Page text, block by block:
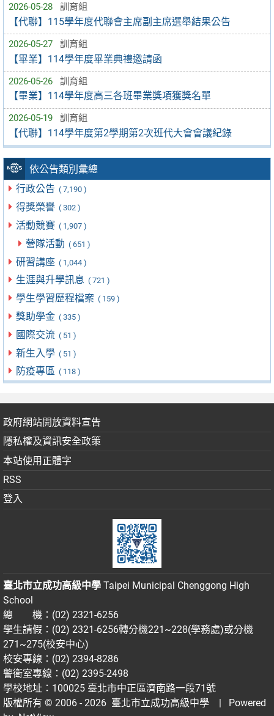
2026-05-28 訓育組
【代聯】115學年度代聯會主席副主席選舉結果公告
2026-05-27 訓育組
【畢業】114學年度畢業典禮邀請函
2026-05-26 訓育組
【畢業】114學年度高三各班畢業獎項獲獎名單
2026-05-19 訓育組
【代聯】114學年度第2學期第2次班代大會會議紀錄
依公告類別彙總
行政公告 ( 7,190 )
得獎榮譽 ( 302 )
活動競賽 ( 1,907 )
營隊活動 ( 651 )
研習講座 ( 1,044 )
生涯與升學訊息 ( 721 )
學生學習歷程檔案 ( 159 )
獎助學金 ( 335 )
國際交流 ( 51 )
新生入學 ( 51 )
防疫專區 ( 118 )
政府網站開放資料宣告
隱私權及資訊安全政策
本站使用正體字
RSS
登入
臺北市立成功高級中學 Taipei Municipal Chenggong High
School
總 機：(02) 2321-6256
學生請假：(02) 2321-6256轉分機221~228(學務處)或分機
271~275(校安中心)
校安專線：(02) 2394-8286
警衛室專線：(02) 2395-2498
學校地址：100025 臺北市中正區濟南路一段71號
版權所有 © 2006 - 2026 臺北市立成功高級中學
| Powered